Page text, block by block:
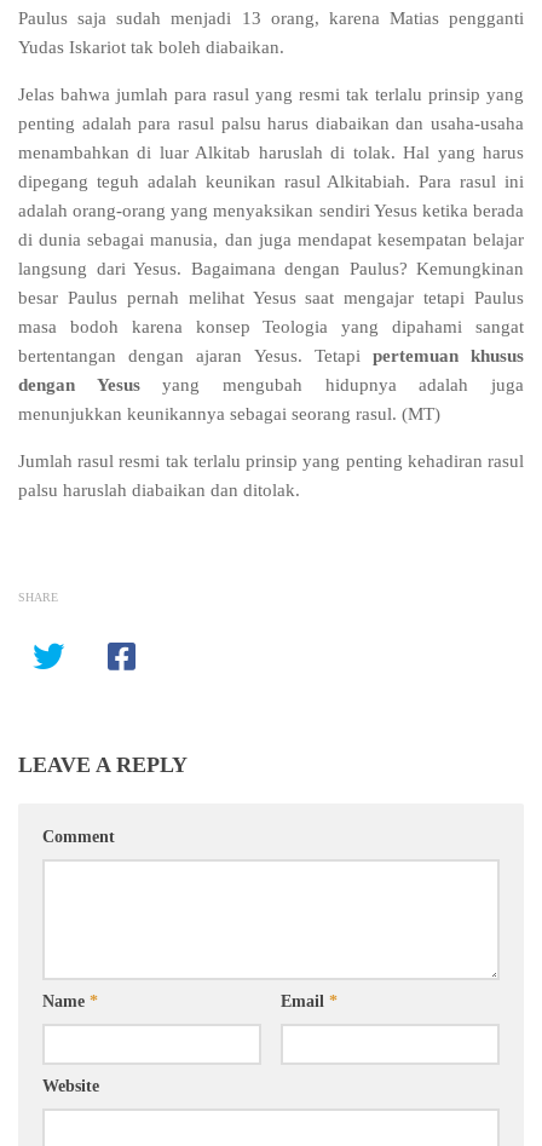
Paulus saja sudah menjadi 13 orang, karena Matias pengganti
Yudas Iskariot tak boleh diabaikan.
Jelas bahwa jumlah para rasul yang resmi tak terlalu prinsip yang
penting adalah para rasul palsu harus diabaikan dan usaha-usaha
menambahkan di luar Alkitab haruslah di tolak. Hal yang harus
dipegang teguh adalah keunikan rasul Alkitabiah. Para rasul ini
adalah orang-orang yang menyaksikan sendiri Yesus ketika berada
di dunia sebagai manusia, dan juga mendapat kesempatan belajar
langsung dari Yesus. Bagaimana dengan Paulus? Kemungkinan
besar Paulus pernah melihat Yesus saat mengajar tetapi Paulus
masa bodoh karena konsep Teologia yang dipahami sangat
bertentangan dengan ajaran Yesus. Tetapi pertemuan khusus
dengan Yesusyang mengubah hidupnya adalah juga
menunjukkan keunikannya sebagai seorang rasul. (MT)
Jumlah rasul resmi tak terlalu prinsip yang penting kehadiran rasul
palsu haruslah diabaikan dan ditolak.
SHARE
LEAVE A REPLY
Comment
Name * Email *
Website